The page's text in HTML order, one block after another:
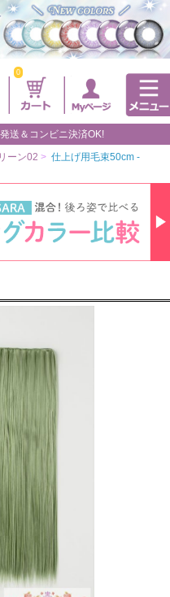
0
送＆コンビニ決済OK!
ーン02 > 仕上げ用毛束50cm -